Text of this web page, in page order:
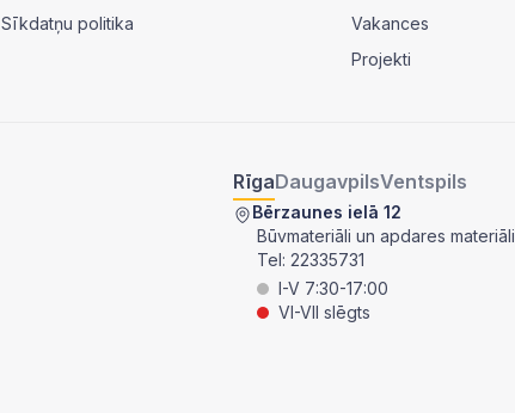
Sīkdatņu politika
Vakances
Projekti
RīgaDaugavpilsVentspils
Bērzaunes ielā 12
Būvmateriāli un apdares materiāli
Tel: 22335731
I-V 7:30-17:00
VI-VII slēgts